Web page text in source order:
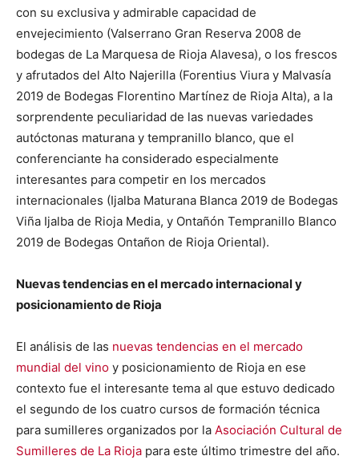
con su exclusiva y admirable capacidad de
envejecimiento (Valserrano Gran Reserva 2008 de
bodegas de La Marquesa de Rioja Alavesa), o los frescos
y afrutados del Alto Najerilla (Forentius Viura y Malvasía
2019 de Bodegas Florentino Martínez de Rioja Alta), a la
sorprendente peculiaridad de las nuevas variedades
autóctonas maturana y tempranillo blanco, que el
conferenciante ha considerado especialmente
interesantes para competir en los mercados
internacionales (Ijalba Maturana Blanca 2019 de Bodegas
Viña Ijalba de Rioja Media, y Ontañón Tempranillo Blanco
2019 de Bodegas Ontañon de Rioja Oriental).
Nuevas tendencias en el mercado internacional y
posicionamiento de Rioja
El análisis de las nuevas tendencias en el mercado
mundial del vino y posicionamiento de Rioja en ese
contexto fue el interesante tema al que estuvo dedicado
el segundo de los cuatro cursos de formación técnica
para sumilleres organizados por la Asociación Cultural de
Sumilleres de La Rioja para este último trimestre del año.